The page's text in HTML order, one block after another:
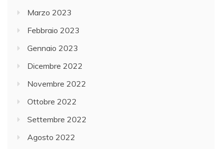
Marzo 2023
Febbraio 2023
Gennaio 2023
Dicembre 2022
Novembre 2022
Ottobre 2022
Settembre 2022
Agosto 2022